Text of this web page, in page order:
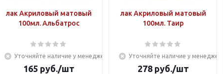
лак Акриловый матовый
100мл. Альбатрос
Уточняйте наличие у менеджера
165 руб./шт
лак Акриловый матовый
100мл. Таир
Уточняйте наличие у менеджера
278руб./шт